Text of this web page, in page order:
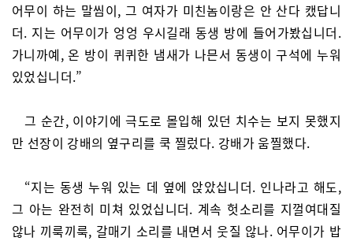
어무이 하는 말씸이, 그 여자가 미친놈이랑은 안 산다 캤답니
더. 지는 어무이가 엉엉 우시길래 동생 방에 들어가봤십니더.
가니까예, 온 방이 퀴퀴한 냄새가 나믄서 동생이 구석에 누워
있었십니더.”
그 순간, 이야기에 극도로 몰입해 있던 치수는 보지 못했지
만 선장이 강배의 옆구리를 쿡 찔렀다. 강배가 움찔했다.
“지는 동생 누워 있는 데 옆에 앉았십니더. 인나라고 해도,
그 아는 완전히 미쳐 있었십니더. 계속 헛소리를 지껄여대질
않나 끼룩끼룩, 갈매기 소리를 내면서 웃질 않나. 어무이가 밥